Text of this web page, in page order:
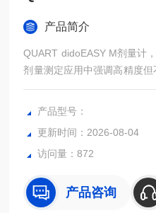
产品简介
QUART didoEASY M剂量计
剂量测定应用中强调高精度但
用户而设计。
产品型号：
更新时间：2026-08-04
访问量：872
产品咨询